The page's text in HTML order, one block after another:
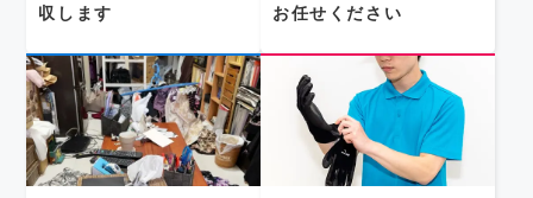
収します
お任せください